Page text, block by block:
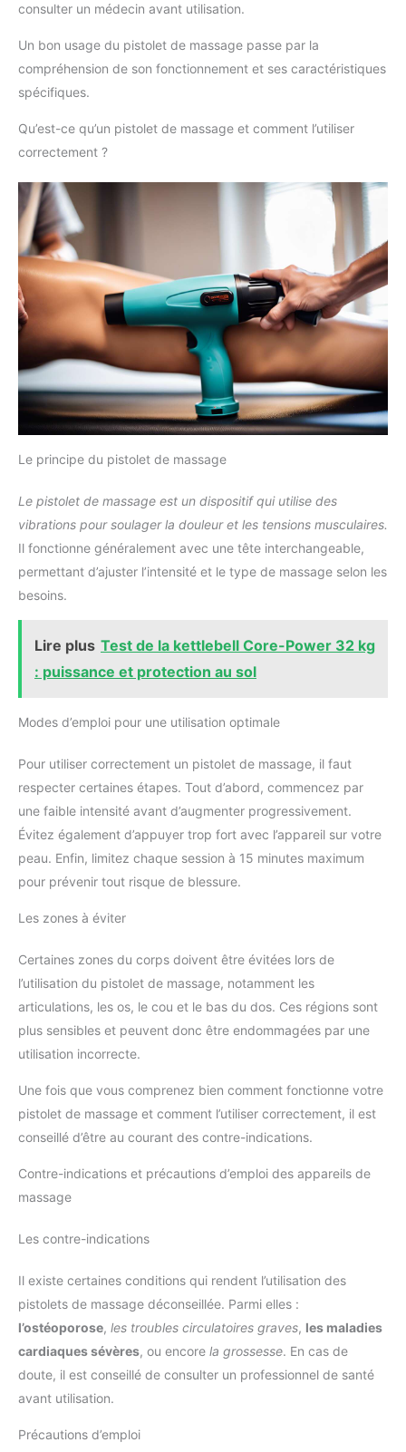
consulter un médecin avant utilisation.
Un bon usage du pistolet de massage passe par la
compréhension de son fonctionnement et ses caractéristiques
spécifiques.
Qu’est-ce qu’un pistolet de massage et comment l’utiliser
correctement ?
Le principe du pistolet de massage
Le pistolet de massage est un dispositif qui utilise des
vibrations pour soulager la douleur et les tensions musculaires.
Il fonctionne généralement avec une tête interchangeable,
permettant d’ajuster l’intensité et le type de massage selon les
besoins.
Lire plus Test de la kettlebell Core-Power 32 kg
: puissance et protection au sol
Modes d’emploi pour une utilisation optimale
Pour utiliser correctement un pistolet de massage, il faut
respecter certaines étapes. Tout d’abord, commencez par
une faible intensité avant d’augmenter progressivement.
Évitez également d’appuyer trop fort avec l’appareil sur votre
peau. Enfin, limitez chaque session à 15 minutes maximum
pour prévenir tout risque de blessure.
Les zones à éviter
Certaines zones du corps doivent être évitées lors de
l’utilisation du pistolet de massage, notamment les
articulations, les os, le cou et le bas du dos. Ces régions sont
plus sensibles et peuvent donc être endommagées par une
utilisation incorrecte.
Une fois que vous comprenez bien comment fonctionne votre
pistolet de massage et comment l’utiliser correctement, il est
conseillé d’être au courant des contre-indications.
Contre-indications et précautions d’emploi des appareils de
massage
Les contre-indications
Il existe certaines conditions qui rendent l’utilisation des
pistolets de massage déconseillée. Parmi elles :
l’ostéoporose, les troubles circulatoires graves, les maladies
cardiaques sévères, ou encore la grossesse. En cas de
doute, il est conseillé de consulter un professionnel de santé
avant utilisation.
Précautions d’emploi